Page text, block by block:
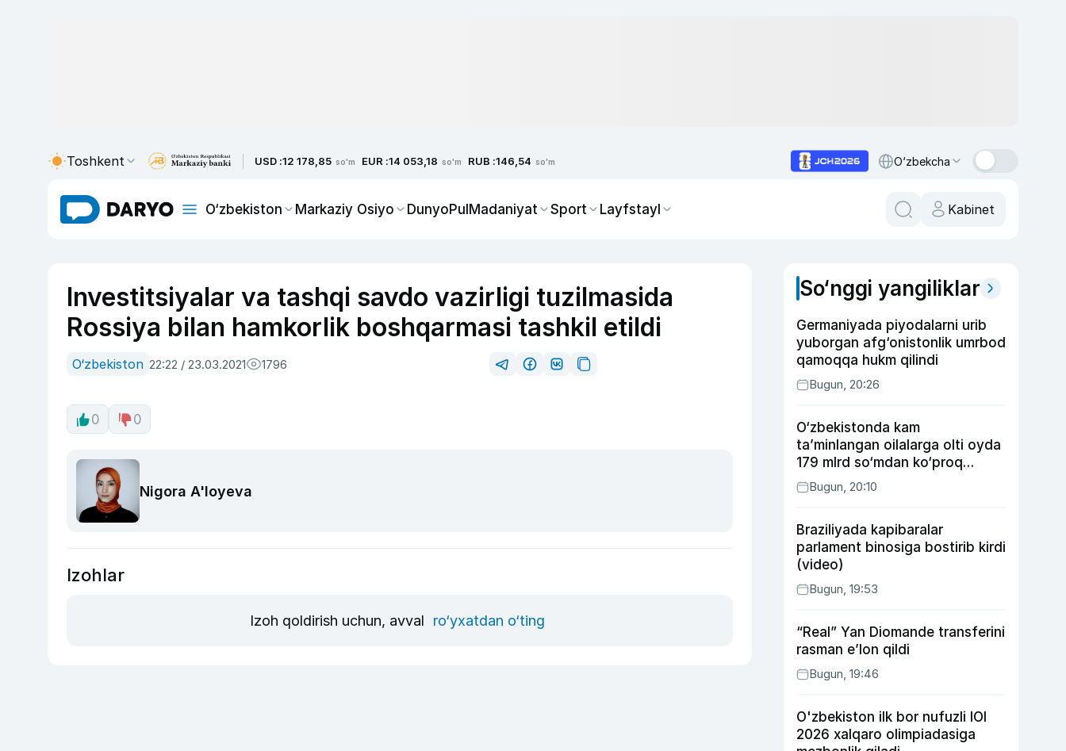
Toshkent USD :12 178,85 so'm EUR :14 053,18 so'm RUB :146,54 so'm O‘zbekcha
O‘zbekiston Markaziy Osiyo DunyoPulMadaniyat Sport Layfstayl Kabinet
Investitsiyalar va tashqi savdo vazirligi tuzilmasida
Rossiya bilan hamkorlik boshqarmasi tashkil etildi
O‘zbekiston 22:22 / 23.03.2021 1796
0 0
Nigora A'loyeva
Izohlar
Izoh qoldirish uchun, avval ro‘yxatdan o‘ting
So‘nggi yangiliklar
Germaniyada piyodalarni urib
yuborgan afg‘onistonlik umrbod
qamoqqa hukm qilindi
Bugun, 20:26
O‘zbekistonda kam
ta’minlangan oilalarga olti oyda
179 mlrd so‘mdan ko‘proq
ijtimoiy keshbek to‘lab berildi
Bugun, 20:10
Braziliyada kapibaralar
parlament binosiga bostirib kirdi
(video)
Bugun, 19:53
“Real” Yan Diomande transferini
rasman e’lon qildi
Bugun, 19:46
O'zbekiston ilk bor nufuzli IOI
2026 xalqaro olimpiadasiga